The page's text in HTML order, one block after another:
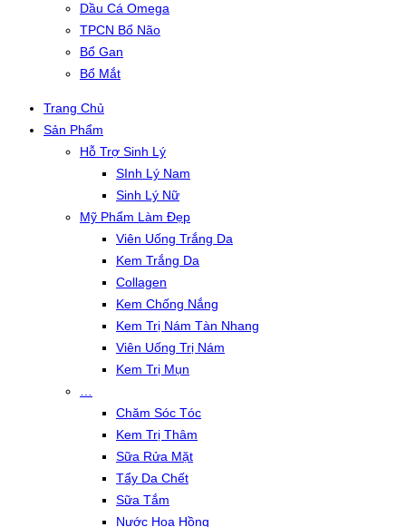
Dầu Cá Omega
TPCN Bổ Não
Bổ Gan
Bổ Mắt
Trang Chủ
Sản Phẩm
Hỗ Trợ Sinh Lý
SInh Lý Nam
Sinh Lý Nữ
Mỹ Phẩm Làm Đẹp
Viên Uống Trắng Da
Kem Trắng Da
Collagen
Kem Chống Nắng
Kem Trị Nám Tàn Nhang
Viên Uống Trị Nám
Kem Trị Mụn
Chăm Sóc Tóc
Kem Trị Thâm
Sữa Rửa Mặt
Tẩy Da Chết
Sữa Tắm
Nước Hoa Hồng